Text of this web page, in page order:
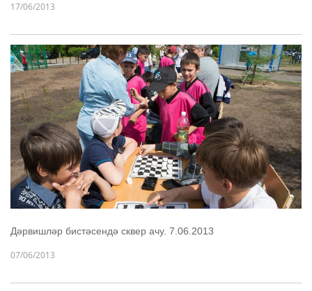
17/06/2013
Дәрвишләр бистәсендә сквер ачу. 7.06.2013
07/06/2013